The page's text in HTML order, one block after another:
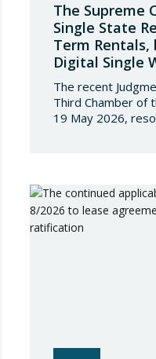
The Supreme
Single State
Term
Digital Single
The recent
Third Chamber of
19 May 2026,
Register of